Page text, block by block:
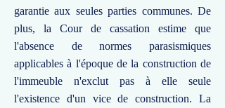
garantie aux seules parties communes. De
plus, la Cour de cassation estime que
l'absence de normes parasismiques
applicables à l'époque de la construction de
l'immeuble n'exclut pas à elle seule
l'existence d'un vice de construction. La